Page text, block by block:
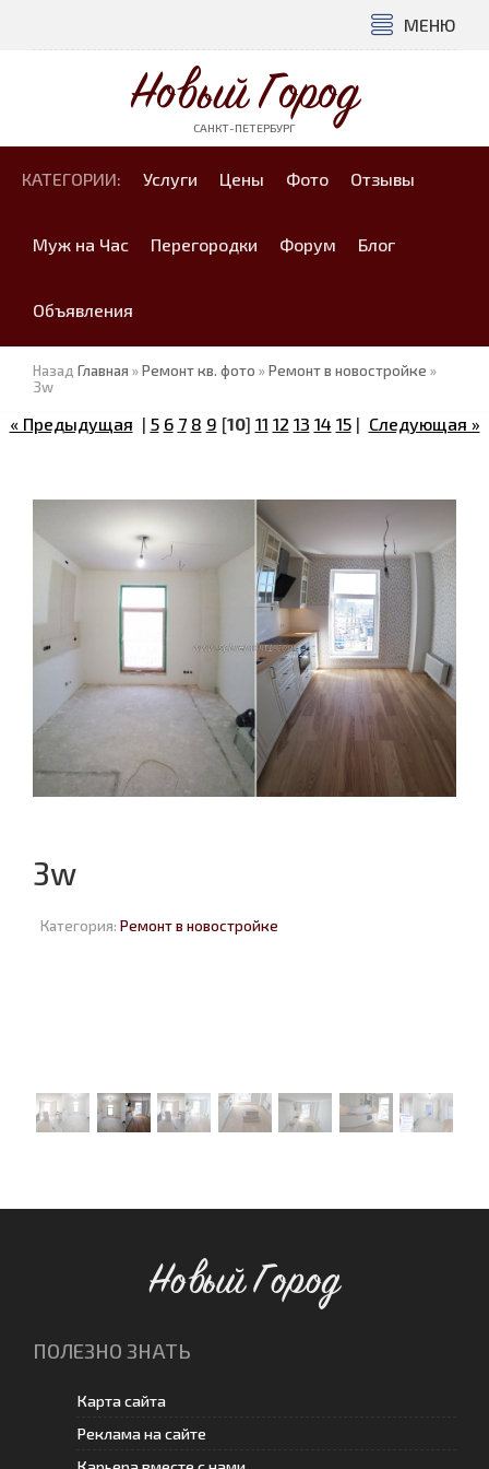
МЕНЮ
Новый Город
САНКТ-ПЕТЕРБУРГ
КАТЕГОРИИ: Услуги Цены Фото Отзывы
Муж на Час Перегородки Форум Блог
Объявления
Назад Главная »Ремонт кв. фото »Ремонт в новостройке »
3w
« Предыдущая | 5 6 7 8 9 [10] 11 12 13 14 15| Следующая »
3w
Категория: Ремонт в новостройке
Новый Город
ПОЛЕЗНО ЗНАТЬ
Карта сайта
Реклама на сайте